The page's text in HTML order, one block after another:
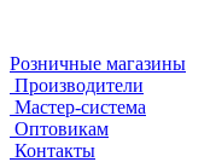
Розничные магазины
Производители
Мастер-система
Оптовикам
Контакты